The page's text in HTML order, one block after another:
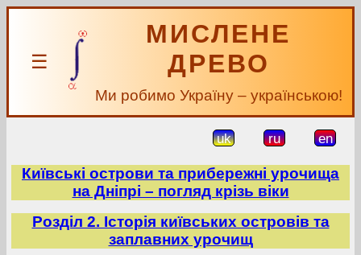
☰
МИСЛЕНЕ
ДРЕВО
Ми робимо Україну – українською!
uk ru en
Київські острови та прибережні урочища
на Дніпрі – погляд крізь віки
Розділ 2. Історія київських островів та
заплавних урочищ